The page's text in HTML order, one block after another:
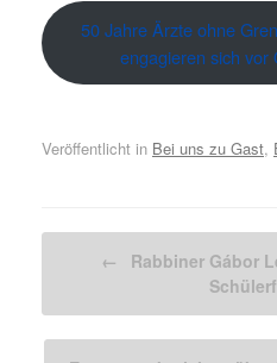
50 Jahre Ärzte ohne
engagieren sich vor
Veröffentlicht in Bei uns zu Gast,
←
Rabbiner Gábor